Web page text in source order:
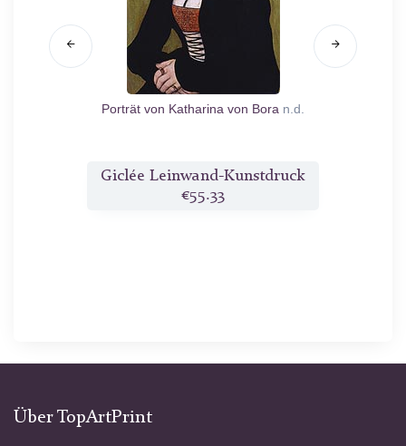
Porträt von Katharina von Bora n.d.
Giclée Leinwand-Kunstdruck
€55.33
Über TopArtPrint